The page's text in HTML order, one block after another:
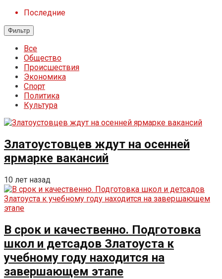
Последние
Фильтр
Все
Общество
Происшествия
Экономика
Спорт
Политика
Культура
Златоустовцев ждут на осенней
ярмарке вакансий
10 лет назад
В срок и качественно. Подготовка
школ и детсадов Златоуста к
учебному году находится на
завершающем этапе